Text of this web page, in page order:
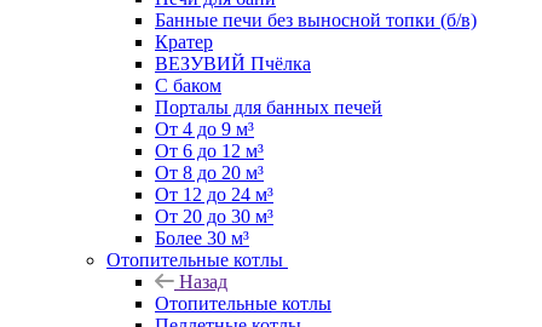
Банные печи без выносной топки (б/в)
Кратер
ВЕЗУВИЙ Пчёлка
С баком
Порталы для банных печей
От 4 до 9 м³
От 6 до 12 м³
От 8 до 20 м³
От 12 до 24 м³
От 20 до 30 м³
Более 30 м³
Отопительные котлы
Назад
Отопительные котлы